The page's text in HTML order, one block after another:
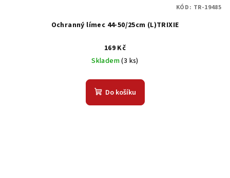
Ochranný límec 44-50/25cm (L)TRIXIE
169 Kč
Skladem(3 ks)
Do košíku
KÓD: TR-19485